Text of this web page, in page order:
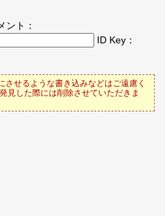
ント：
ID Key：
せるような書き込みなどはご遠慮く
見した際には削除させていただきま